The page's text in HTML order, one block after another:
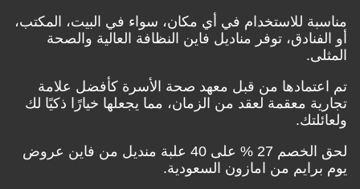
مناسبة للاستخدام في أي مكان، سواء في البيت، المكتب،
أو الفنادق، توفر مناديل فاين النظافة العالية والصحة
المثلى.
تم اعتمادها من قبل معهد صحة الأسرة كأفضل علامة
تجارية معقمة لعقد من الزمان، مما يجعلها خيارًا ذكيًا لك
ولعائلتك.
لحق الخصم 27 % على 40 علبة منديل من فاين
عروض
يوم برايم من امازون السعودية.